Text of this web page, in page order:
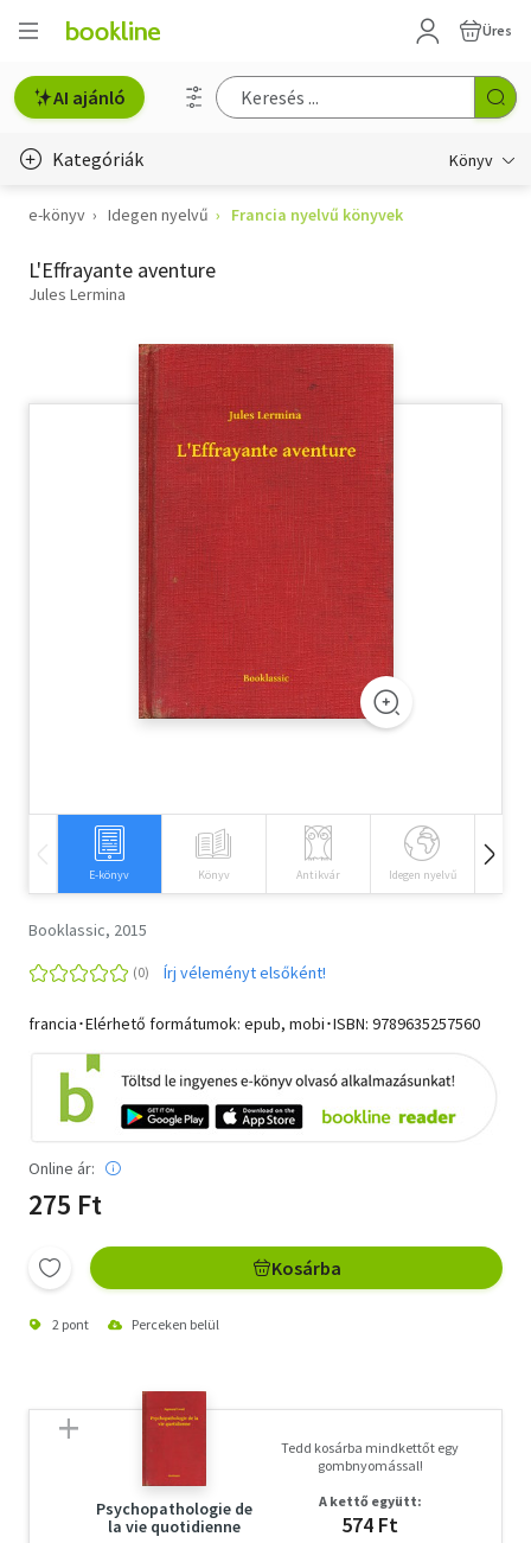
Üres
AI ajánló
Kategóriák Könyv
Életmód, egészség
Erotika
Hobbi, szabadidő
Szótár, nyelvkönyv
Tankönyv, segédkönyv
Társadalomtudomány
Természettudomány
e-könyv Idegen nyelvű Francia nyelvű könyvek
L'Effrayante aventure
Jules Lermina
E-könyv Könyv Antikvár Idegen nyelvű
Booklassic, 2015
Írj véleményt elsőként!
francia･Elérhető formátumok: epub, mobi･ISBN: 9789635257560
Online ár:
275 Ft
Kosárba
2 pont Perceken belül
Psychopathologie de
la vie quotidienne
Tedd kosárba mindkettőt egy
gombnyomással!
A kettő együtt:
574 Ft